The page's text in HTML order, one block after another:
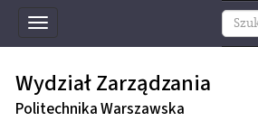
Toggle
navigation
Wydział Zarządzania
Politechnika Warszawska